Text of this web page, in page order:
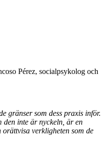
Pérez, socialpsykolog och
gränser som dess praxis inför.
den inte är nyckeln, är en
verkligheten som de